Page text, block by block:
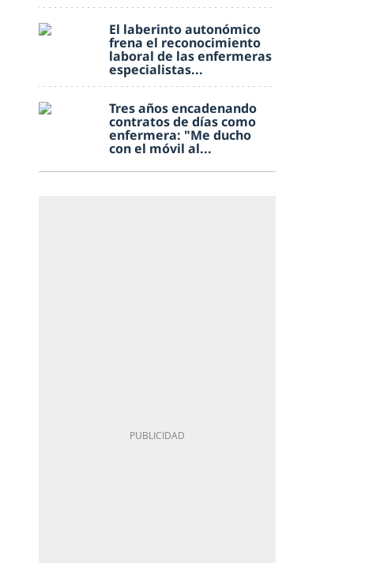
El laberinto autonómico
frena el reconocimiento
laboral de las enfermeras
especialistas...
Tres años encadenando
contratos de días como
enfermera: "Me ducho
con el móvil al...